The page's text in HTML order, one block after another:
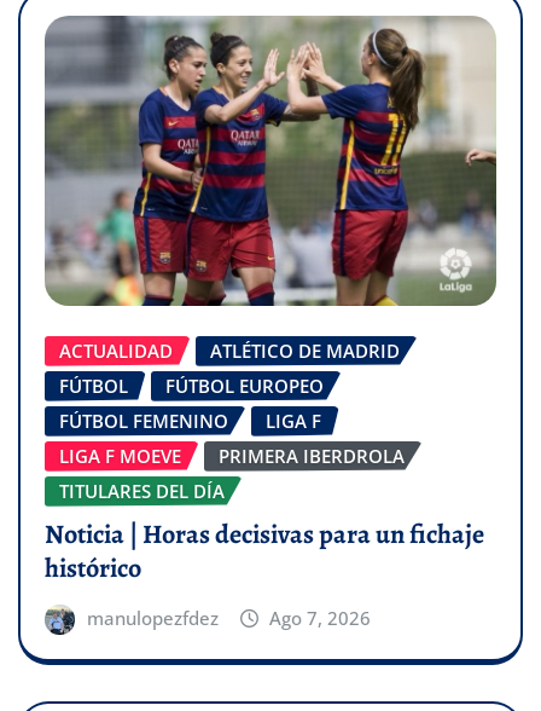
ACTUALIDAD
ATLÉTICO DE MADRID
FÚTBOL
FÚTBOL EUROPEO
FÚTBOL FEMENINO
LIGA F
LIGA F MOEVE
PRIMERA IBERDROLA
TITULARES DEL DÍA
Noticia | Horas decisivas para un fichaje
histórico
manulopezfdez Ago 7, 2026